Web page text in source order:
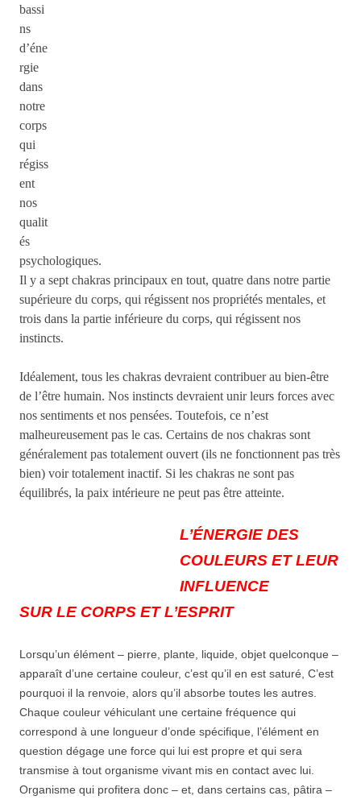
bassi
ns
d’éne
rgie
dans
notre
corps
qui
régiss
ent
nos
qualit
és
psychologiques.
Il y a sept chakras principaux en tout, quatre dans notre partie
supérieure du corps, qui régissent nos propriétés mentales, et
trois dans la partie inférieure du corps, qui régissent nos
instincts.
Idéalement, tous les chakras devraient contribuer au bien-être
de l’être humain. Nos instincts devraient unir leurs forces avec
nos sentiments et nos pensées. Toutefois, ce n’est
malheureusement pas le cas. Certains de nos chakras sont
généralement pas totalement ouvert (ils ne fonctionnent pas très
bien) voir totalement inactif. Si les chakras ne sont pas
équilibrés, la paix intérieure ne peut pas être atteinte.
L’ÉNERGIE DES
COULEURS ET LEUR
INFLUENCE
SUR LE CORPS ET L’ESPRIT
Lorsqu’un élément – pierre, plante, liquide, objet quelconque –
apparaît d’une certaine couleur, c’est qu’il en est saturé, C’est
pourquoi il la renvoie, alors qu’il absorbe toutes les autres.
Chaque couleur véhiculant une certaine fréquence qui
correspond à une longueur d’onde spécifique, l’élément en
question dégage une force qui lui est propre et qui sera
transmise à tout organisme vivant mis en contact avec lui.
Organisme qui profitera donc – et, dans certains cas, pâtira –